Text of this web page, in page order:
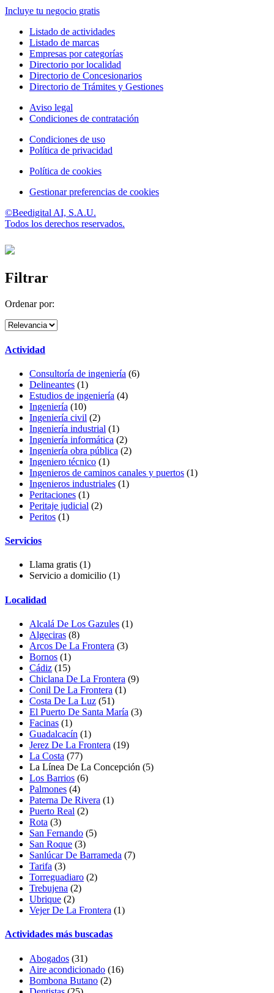
Incluye tu negocio gratis
Listado de actividades
Listado de marcas
Empresas por categorías
Directorio por localidad
Directorio de Concesionarios
Directorio de Trámites y Gestiones
Aviso legal
Condiciones de contratación
Condiciones de uso
Política de privacidad
Política de cookies
Gestionar preferencias de cookies
©Beedigital AI, S.A.U.
Todos los derechos reservados.
Filtrar
Ordenar por:
Actividad
Consultoría de ingeniería (6)
Delineantes (1)
Estudios de ingeniería (4)
Ingeniería (10)
Ingeniería civil (2)
Ingeniería industrial (1)
Ingeniería informática (2)
Ingeniería obra pública (2)
Ingeniero técnico (1)
Ingenieros de caminos canales y puertos (1)
Ingenieros industriales (1)
Peritaciones (1)
Peritaje judicial (2)
Peritos (1)
Servicios
Llama gratis (1)
Servicio a domicilio (1)
Localidad
Alcalá De Los Gazules (1)
Algeciras (8)
Arcos De La Frontera (3)
Bornos (1)
Cádiz (15)
Chiclana De La Frontera (9)
Conil De La Frontera (1)
Costa De La Luz (51)
El Puerto De Santa María (3)
Facinas (1)
Guadalcacín (1)
Jerez De La Frontera (19)
La Costa (77)
La Línea De La Concepción (5)
Los Barrios (6)
Palmones (4)
Paterna De Rivera (1)
Puerto Real (2)
Rota (3)
San Fernando (5)
San Roque (3)
Sanlúcar De Barrameda (7)
Tarifa (3)
Torreguadiaro (2)
Trebujena (2)
Ubrique (2)
Vejer De La Frontera (1)
Actividades más buscadas
Abogados (31)
Aire acondicionado (16)
Bombona Butano (2)